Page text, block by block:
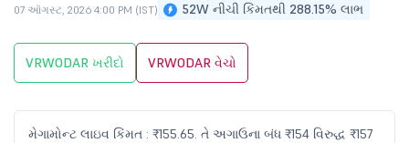
52W નીચી કિંમતથી 288.15% લાભ
07 ઑગસ્ટ, 2026 4:00 PM (IST)
VRWODAR ખરીદો VRWODAR વેચો
મેગામોન્ટ લાઇવ કિંમત : ₹155.65. તે અગાઉના બંધ ₹154 વિરુદ્ધ ₹157